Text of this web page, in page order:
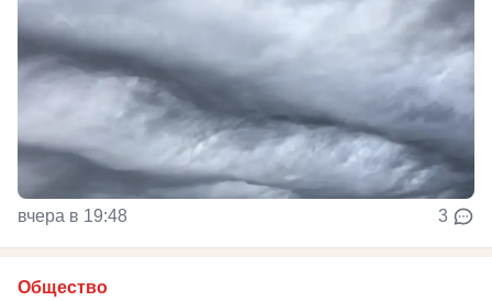
вчера в 19:48 3
Общество